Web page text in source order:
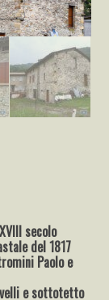
secolo
del 1817
Paolo e
e sottotetto